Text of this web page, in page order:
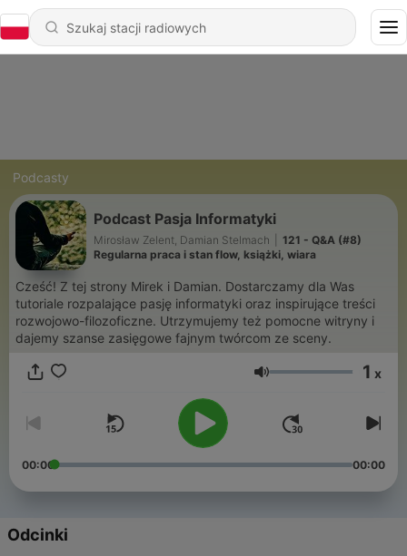
Podcasty
Podcast Pasja Informatyki
Mirosław Zelent, Damian Stelmach
121 - Q&A (#8)
Regularna praca i stan flow, książki, wiara
Cześć! Z tej strony Mirek i Damian. Dostarczamy dla Was
tutoriale rozpalające pasję informatyki oraz inspirujące treści
rozwojowo-filozoficzne. Utrzymujemy też pomocne witryny i
dajemy szanse zasięgowe fajnym twórcom ze sceny.
Głośność 1 x
00:00 00:00
Odcinki